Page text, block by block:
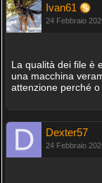
Ivan61
24 Febbraio
La qualità dei file è
una macchina
attenzione perché
Dexter57
24 Febbraio